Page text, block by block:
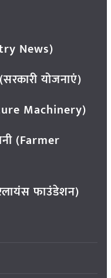
News)
योजनाएं)
Machinery)
(Farmer
फाउंडेशन)